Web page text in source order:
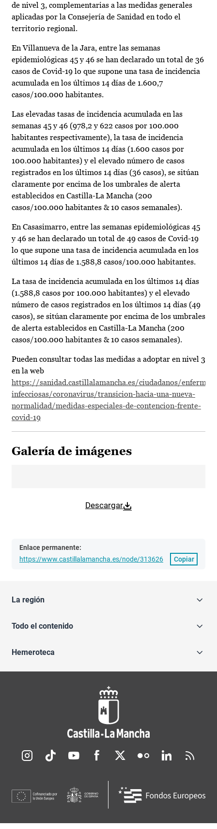
de nivel 3, complementarias a las medidas generales
aplicadas por la Consejería de Sanidad en todo el
territorio regional.
En Villanueva de la Jara, entre las semanas
epidemiológicas 45 y 46 se han declarado un total de 36
casos de Covid-19 lo que supone una tasa de incidencia
acumulada en los últimos 14 días de 1.600,7
casos/100.000 habitantes.
Las elevadas tasas de incidencia acumulada en las
semanas 45 y 46 (978,2 y 622 casos por 100.000
habitantes respectivamente), la tasa de incidencia
acumulada en los últimos 14 días (1.600 casos por
100.000 habitantes) y el elevado número de casos
registrados en los últimos 14 días (36 casos), se sitúan
claramente por encima de los umbrales de alerta
establecidos en Castilla-La Mancha (200
casos/100.000 habitantes & 10 casos semanales).
En Casasimarro, entre las semanas epidemiológicas 45
y 46 se han declarado un total de 49 casos de Covid-19
lo que supone una tasa de incidencia acumulada en los
últimos 14 días de 1.588,8 casos/100.000 habitantes.
La tasa de incidencia acumulada en los últimos 14 días
(1.588,8 casos por 100.000 habitantes) y el elevado
número de casos registrados en los últimos 14 días (49
casos), se sitúan claramente por encima de los umbrales
de alerta establecidos en Castilla-La Mancha (200
casos/100.000 habitantes & 10 casos semanales).
Pueden consultar todas las medidas a adoptar en nivel 3
en la web
https://sanidad.castillalamancha.es/ciudadanos/
infecciosas/coronavirus/transicion-hacia-una-nueva-
normalidad/medidas-especiales-de-contencion-frente-
covid-19
Galería de imágenes
Descargar
Enlace permanente:
https://www.castillalamancha.es/node/313626
Copiar
La región
Todo el contenido
Hemeroteca
Redes sociales JCCM